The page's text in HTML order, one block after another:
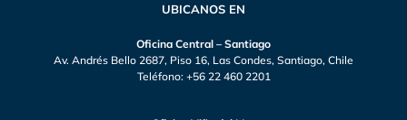
UBICANOS EN
Oficina Central – Santiago
Av. Andrés Bello 2687, Piso 16, Las Condes, Santiago, Chile
Teléfono: +56 22 460 2201